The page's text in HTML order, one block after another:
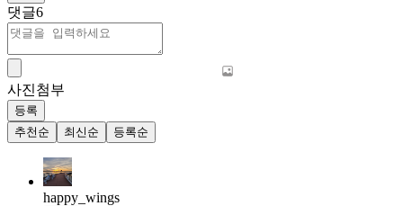
댓글6
사진첨부
등록
추천순
최신순 등록순
happy_wings